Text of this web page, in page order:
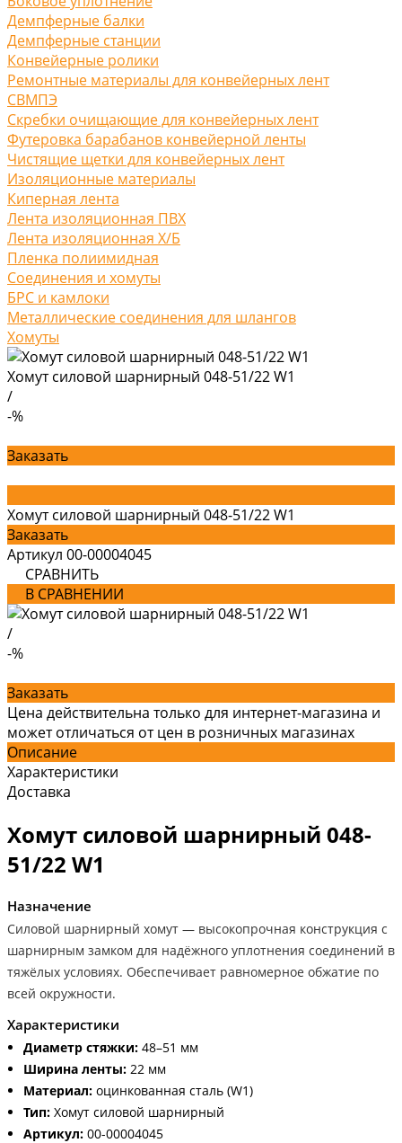
Демпферные балки
Демпферные станции
Конвейерные ролики
Ремонтные материалы для конвейерных лент
СВМПЭ
Скребки очищающие для конвейерных лент
Футеровка барабанов конвейерной ленты
Чистящие щетки для конвейерных лент
Изоляционные материалы
Киперная лента
Лента изоляционная ПВХ
Лента изоляционная Х/Б
Пленка полиимидная
Соединения и хомуты
БРС и камлоки
Металлические соединения для шлангов
Хомуты
Хомут силовой шарнирный 048-51/22 W1
/
-%
Заказать
Хомут силовой шарнирный 048-51/22 W1
Заказать
Артикул 00-00004045
СРАВНИТЬ
В СРАВНЕНИИ
/
-%
Заказать
Цена действительна только для интернет-магазина и
может отличаться от цен в розничных магазинах
Описание
Характеристики
Доставка
Хомут силовой шарнирный 048-
51/22 W1
Назначение
Силовой шарнирный хомут — высокопрочная конструкция с
шарнирным замком для надёжного уплотнения соединений в
тяжёлых условиях. Обеспечивает равномерное обжатие по
всей окружности.
Характеристики
Диаметр стяжки: 48–51 мм
Ширина ленты: 22 мм
Материал: оцинкованная сталь (W1)
Тип: Хомут силовой шарнирный
Артикул: 00-00004045